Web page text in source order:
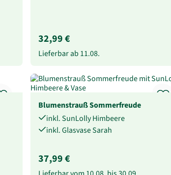
32,99 €
Lieferbar ab 11.08.
Blumenstrauß Sommerfreude
inkl. SunLolly Himbeere
inkl. Glasvase Sarah
37,99 €